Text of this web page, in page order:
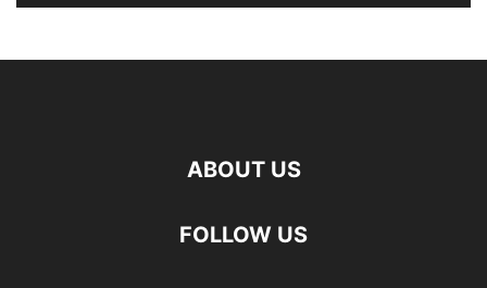
ABOUT US
FOLLOW US